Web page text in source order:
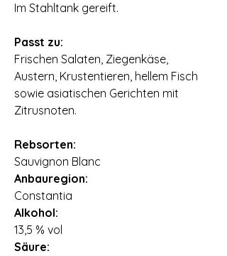
Im Stahltank gereift.
Passt zu:
Frischen Salaten, Ziegenkäse,
Austern, Krustentieren, hellem Fisch
sowie asiatischen Gerichten mit
Zitrusnoten.
Rebsorten:
Sauvignon Blanc
Anbauregion:
Constantia
Alkohol:
13,5 % vol
Säure: